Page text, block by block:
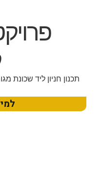
תכנון חניון ליד שכונת